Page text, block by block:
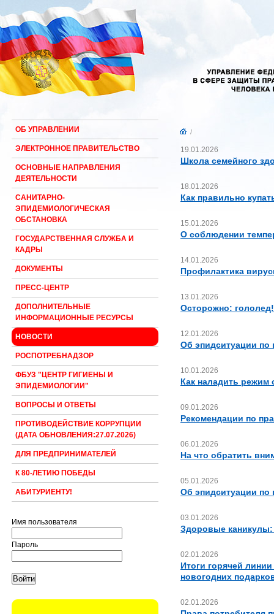
ОБ УПРАВЛЕНИИ
ЭЛЕКТРОННОЕ ПРАВИТЕЛЬСТВО
ОСНОВНЫЕ НАПРАВЛЕНИЯ
ДЕЯТЕЛЬНОСТИ
САНИТАРНО-
ЭПИДЕМИОЛОГИЧЕСКАЯ
ОБСТАНОВКА
ГОСУДАРСТВЕННАЯ СЛУЖБА И
КАДРЫ
ДОКУМЕНТЫ
ПРЕСС-ЦЕНТР
ДОПОЛНИТЕЛЬНЫЕ
ИНФОРМАЦИОННЫЕ РЕСУРСЫ
НОВОСТИ
РОСПОТРЕБНАДЗОР
ФБУЗ "ЦЕНТР ГИГИЕНЫ И
ЭПИДЕМИОЛОГИИ"
ВОПРОСЫ И ОТВЕТЫ
ПРОТИВОДЕЙСТВИЕ КОРРУПЦИИ
(ДАТА ОБНОВЛЕНИЯ:27.07.2026)
ДЛЯ ПРЕДПРИНИМАТЕЛЕЙ
К 80-ЛЕТИЮ ПОБЕДЫ
АБИТУРИЕНТУ!
Имя пользователя
Пароль
/
19.01.2026
Школа семейного
18.01.2026
Как правильно
15.01.2026
О соблюдении
14.01.2026
Профилактика
13.01.2026
Осторожно: гололед!
12.01.2026
Об эпидситуации по
10.01.2026
Как наладить режим
09.01.2026
Рекомендации по
06.01.2026
На что обратить
05.01.2026
Об эпидситуации по
03.01.2026
Здоровые
02.01.2026
Итоги горячей
новогодних
02.01.2026